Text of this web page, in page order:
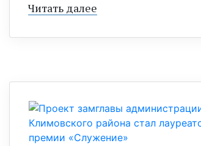
Читать далее